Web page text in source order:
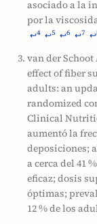
asociado a la
por la
↩4 ↩5 ↩6 ↩7 ↩
van der
effect of fiber
adults: an
randomized
Clinical
aumentó la
deposiciones;
a cerca del 41
eficaz; dosis
óptimas;
12 % de los